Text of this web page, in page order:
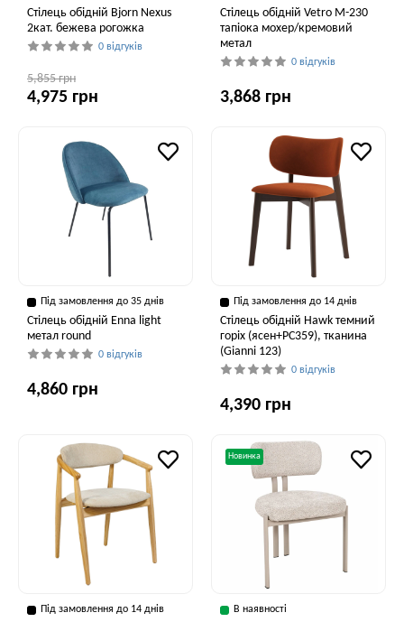
Стілець обідній Bjorn Nexus
2кат. бежева рогожка
0 відгуків
5,855 грн
4,975 грн
Стілець обідній Vetro M-230
тапіока мохер/кремовий
метал
0 відгуків
3,868 грн
Під замовлення до 35 днів
Стілець обідній Enna light
метал round
0 відгуків
4,860 грн
Під замовлення до 14 днів
Стілець обідній Hawk темний
горіх (ясен+PC359), тканина
(Gianni 123)
0 відгуків
4,390 грн
Під замовлення до 14 днів
Новинка
В наявності